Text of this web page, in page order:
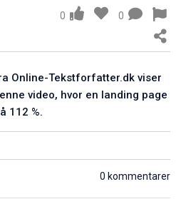
udgiver du dine egne bøger
0 0
Online-Tekstforfatter.dk viser
video, hvor en landing page
112 %.
0 kommentarer